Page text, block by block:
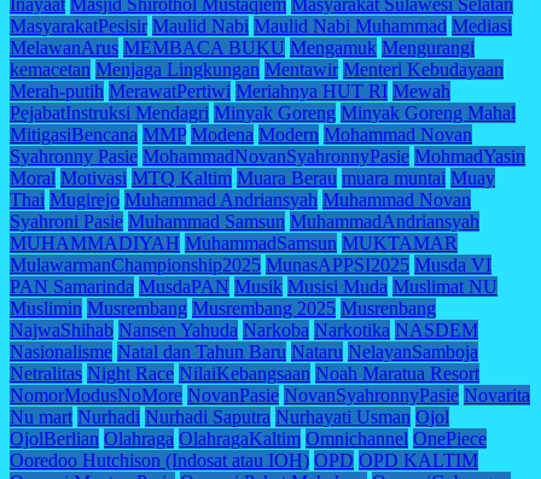
Inayaat Masjid Shirothol Mustaqiem Masyarakat Sulawesi Selatan
MasyarakatPesisir Maulid Nabi Maulid Nabi Muhammad Mediasi
MelawanArus MEMBACA BUKU Mengamuk Mengurangi
kemacetan Menjaga Lingkungan Mentawir Menteri Kebudayaan
Merah-putih MerawatPertiwi Meriahnya HUT RI Mewah
PejabatInstruksi Mendagri Minyak Goreng Minyak Goreng Mahal
MitigasiBencana MMP Modena Modern Mohammad Novan
Syahronny Pasie MohammadNovanSyahronnyPasie MohmadYasin
Moral Motivasi MTQ Kaltim Muara Berau muara muntai Muay
Thai Mugirejo Muhammad Andriansyah Muhammad Novan
Syahroni Pasie Muhammad Samsun MuhammadAndriansyah
MUHAMMADIYAH MuhammadSamsun MUKTAMAR
MulawarmanChampionship2025 MunasAPPSI2025 Musda VI
PAN Samarinda MusdaPAN Musik Musisi Muda Muslimat NU
Muslimin Musrembang Musrembang 2025 Musrenbang
NajwaShihab Nansen Yahuda Narkoba Narkotika NASDEM
Nasionalisme Natal dan Tahun Baru Nataru NelayanSamboja
Netralitas Night Race NilaiKebangsaan Noah Maratua Resort
NomorModusNoMore NovanPasie NovanSyahronnyPasie Novarita
Nu mart Nurhadi Nurhadi Saputra Nurhayati Usman Ojol
OjolBerlian Olahraga OlahragaKaltim Omnichannel OnePiece
Ooredoo Hutchison (Indosat atau IOH) OPD OPD KALTIM